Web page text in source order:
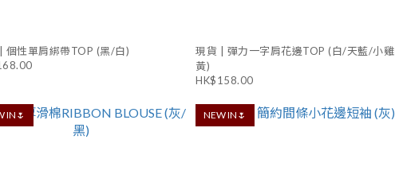
個性單肩綁帶TOP (黑/白)
現貨 | 彈力一字肩花邊TOP (白/天藍/小雞
黃)
HK$158.00
IN🌷 NEW IN🌷